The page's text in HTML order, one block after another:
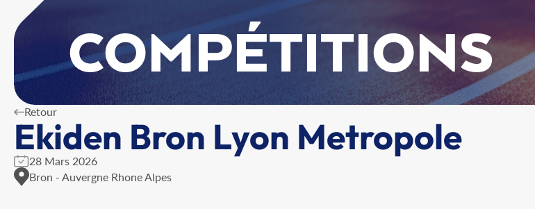
COMPÉTITIONS
Retour
Ekiden Bron Lyon Metropole
28 Mars 2026
Bron - Auvergne Rhone Alpes